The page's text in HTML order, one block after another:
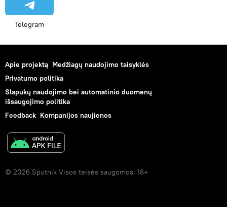
Telegram
Apie projektą Medžiagų naudojimo taisyklės
Privatumo politika
Slapukų naudojimo bei automatinio duomenų
išsaugojimo politika
Feedback Kompanijos naujienos
© 2026 Sputnik Visos teisės saugomos. 18+